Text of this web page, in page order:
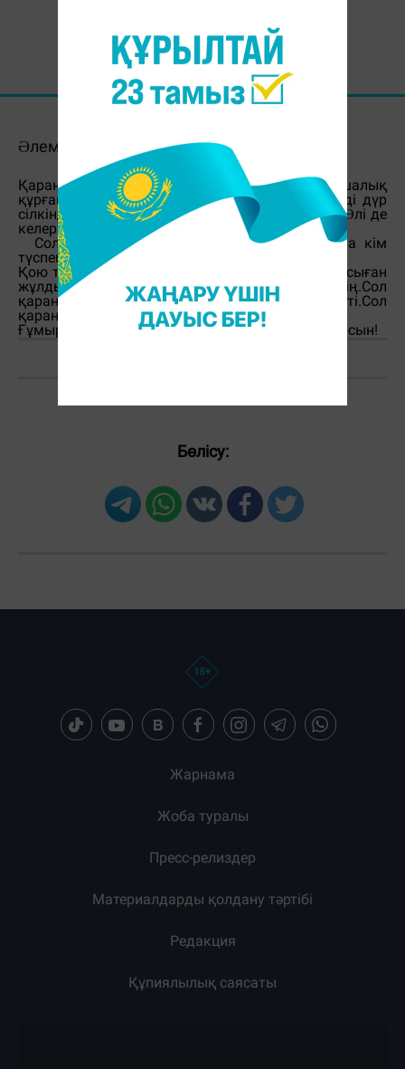
Алаш
Əлемнің өзі əдебиет!
Қараңғылық ғажап құбылыс.Қараңғылық патшалық
құрғанда ұлылардың шабыты шарықтап,əлемді дүр
сілкіндірер шедевр туындылар дүниеге келген!Əлі де
келері анық.
Сол қою қара түнде ой дейтұғын зынданға кім
түспеген.
Қою түнді əшекейлеп тұратын қырмызы ай,самсыған
жұлдыз біткен кімге муза болмады дейсің.Сол
қараңғылықта қаншама жұлдыз жұтылып кетті.Сол
қараңғылыққа қаншама сағаттар сіңіп кетті.
Ғұмырдариямызда жұлдызымыз жарқырап тұрсын!
Бөлісу:
Жарнама
Жоба туралы
Пресс-релиздер
Материалдарды қолдану тәртібі
Редакция
Құпиялылық саясаты